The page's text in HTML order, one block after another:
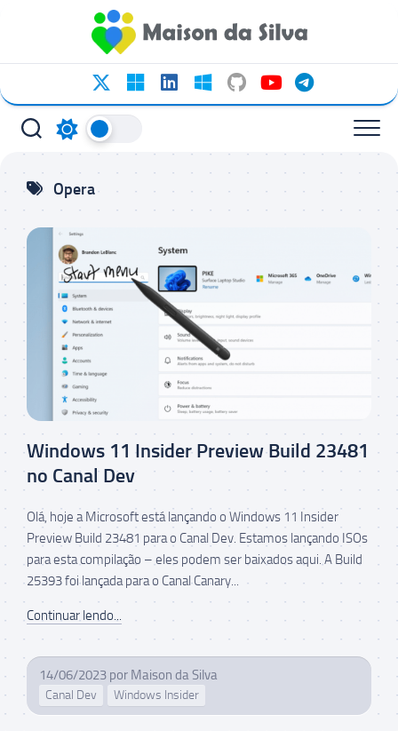
conteúdo
Opera
Windows 11 Insider Preview Build 23481
no Canal Dev
Olá, hoje a Microsoft está lançando o Windows 11 Insider
Preview Build 23481 para o Canal Dev. Estamos lançando ISOs
para esta compilação – eles podem ser baixados aqui. A Build
25393 foi lançada para o Canal Canary...
Continuar lendo...
14/06/2023 por Maison da Silva
Canal Dev Windows Insider